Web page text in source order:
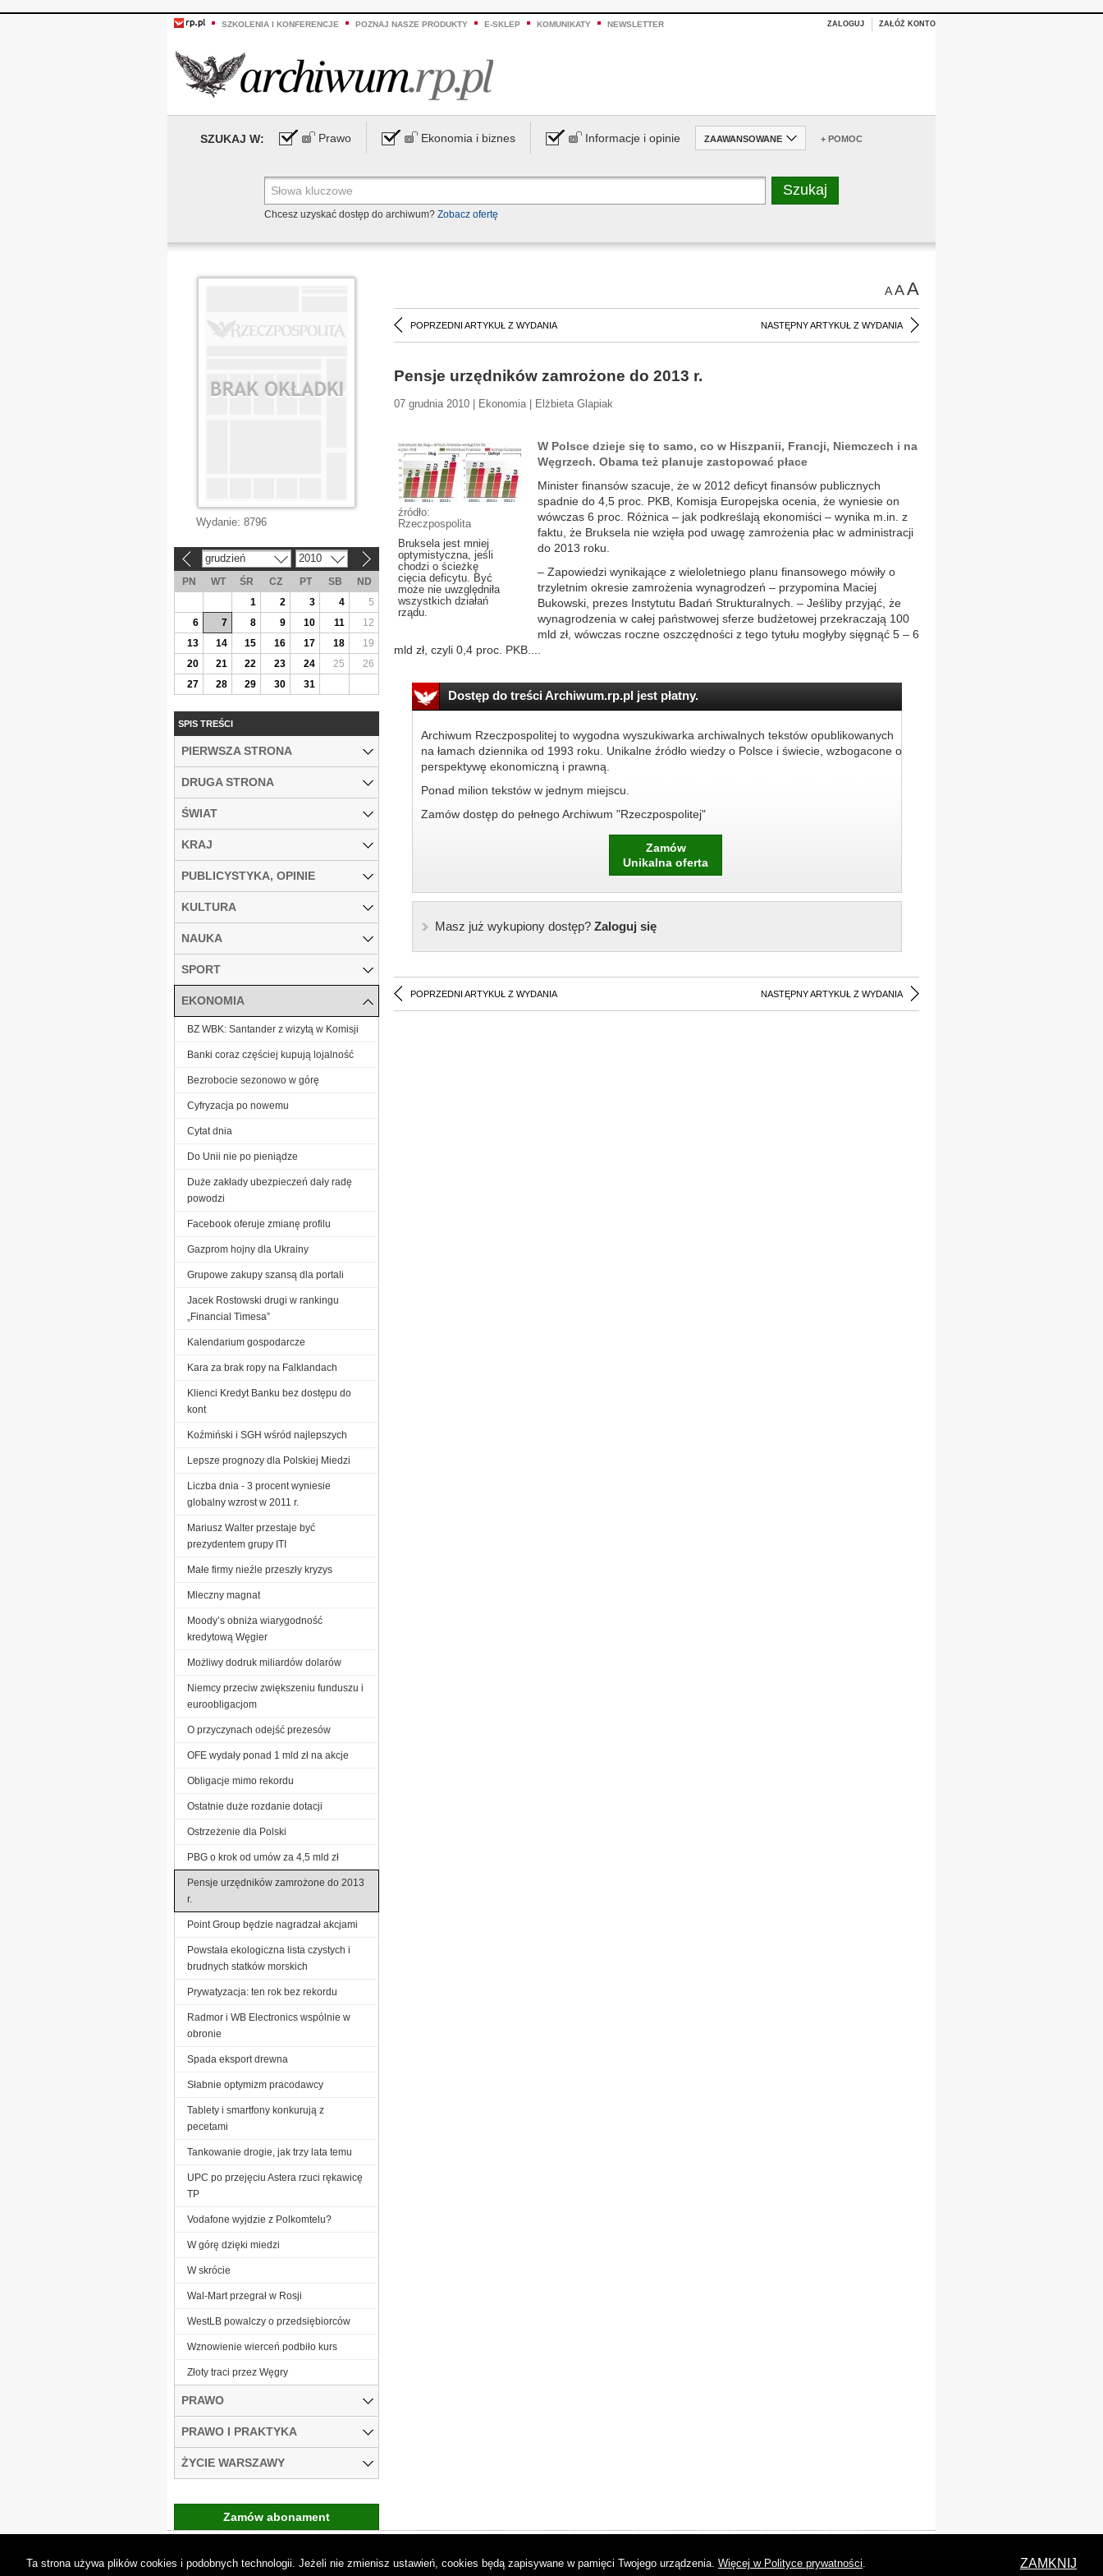
SZKOLENIA I KONFERENCJE POZNAJ NASZE PRODUKTY E-SKLEP KOMUNIKATY NEWSLETTER ZALOGUJ ZAŁÓŻ KONTO
SZUKAJ W: Prawo Ekonomia i biznes Informacje i opinie ZAAWANSOWANE + POMOC
Chcesz uzyskać dostęp do archiwum? Zobacz ofertę
AAA
POPRZEDNI ARTYKUŁ Z WYDANIA NASTĘPNY ARTYKUŁ Z WYDANIA
Pensje urzędników zamrożone do 2013 r.
07 grudnia 2010 | Ekonomia | Elżbieta Glapiak
źródło:
Rzeczpospolita
Bruksela jest mniej
optymistyczna, jeśli
chodzi o ścieżkę
cięcia deficytu. Być
może nie uwzględniła
wszystkich działań
rządu.
W Polsce dzieje się to samo, co w Hiszpanii, Francji, Niemczech i na
Węgrzech. Obama też planuje zastopować płace
Minister finansów szacuje, że w 2012 deficyt finansów publicznych
spadnie do 4,5 proc. PKB, Komisja Europejska ocenia, że wyniesie on
wówczas 6 proc. Różnica – jak podkreślają ekonomiści – wynika m.in. z
faktu, że Bruksela nie wzięła pod uwagę zamrożenia płac w administracji
do 2013 roku.
– Zapowiedzi wynikające z wieloletniego planu finansowego mówiły o
trzyletnim okresie zamrożenia wynagrodzeń – przypomina Maciej
Bukowski, prezes Instytutu Badań Strukturalnych. – Jeśliby przyjąć, że
wynagrodzenia w całej państwowej sferze budżetowej przekraczają 100
mld zł, wówczas roczne oszczędności z tego tytułu mogłyby sięgnąć 5 – 6
mld zł, czyli 0,4 proc. PKB....
Dostęp do treści Archiwum.rp.pl jest płatny.
Archiwum Rzeczpospolitej to wygodna wyszukiwarka archiwalnych tekstów opublikowanych
na łamach dziennika od 1993 roku. Unikalne źródło wiedzy o Polsce i świecie, wzbogacone o
perspektywę ekonomiczną i prawną.
Ponad milion tekstów w jednym miejscu.
Zamów dostęp do pełnego Archiwum "Rzeczpospolitej"
Zamów
Unikalna oferta
Masz już wykupiony dostęp?Zaloguj się
POPRZEDNI ARTYKUŁ Z WYDANIA NASTĘPNY ARTYKUŁ Z WYDANIA
Wydanie: 8796
grudzień 2010
PN WT ŚR CZ PT SB
ND
1
2 3 4
5
6
7 8 9 10 11
12
13
14 15 16 17 18
19
20
21 22 23 24 25
26
27
28 29 30 31
SPIS TREŚCI
PIERWSZA STRONA
DRUGA STRONA
ŚWIAT
KRAJ
PUBLICYSTYKA, OPINIE
KULTURA
NAUKA
SPORT
EKONOMIA
BZ WBK: Santander z wizytą w Komisji
Banki coraz częściej kupują lojalność
Bezrobocie sezonowo w górę
Cyfryzacja po nowemu
Cytat dnia
Do Unii nie po pieniądze
Duże zakłady ubezpieczeń dały radę
powodzi
Facebook oferuje zmianę profilu
Gazprom hojny dla Ukrainy
Grupowe zakupy szansą dla portali
Jacek Rostowski drugi w rankingu
„Financial Timesa”
Kalendarium gospodarcze
Kara za brak ropy na Falklandach
Klienci Kredyt Banku bez dostępu do
kont
Koźmiński i SGH wśród najlepszych
Lepsze prognozy dla Polskiej Miedzi
Liczba dnia - 3 procent wyniesie
globalny wzrost w 2011 r.
Mariusz Walter przestaje być
prezydentem grupy ITI
Małe firmy nieźle przeszły kryzys
Mleczny magnat
Moody’s obniża wiarygodność
kredytową Węgier
Możliwy dodruk miliardów dolarów
Niemcy przeciw zwiększeniu funduszu i
euroobligacjom
O przyczynach odejść prezesów
OFE wydały ponad 1 mld zł na akcje
Obligacje mimo rekordu
Ostatnie duże rozdanie dotacji
Ostrzeżenie dla Polski
PBG o krok od umów za 4,5 mld zł
Pensje urzędników zamrożone do 2013
r.
Point Group będzie nagradzał akcjami
Powstała ekologiczna lista czystych i
brudnych statków morskich
Prywatyzacja: ten rok bez rekordu
Radmor i WB Electronics wspólnie w
obronie
Spada eksport drewna
Słabnie optymizm pracodawcy
Tablety i smartfony konkurują z
pecetami
Tankowanie drogie, jak trzy lata temu
UPC po przejęciu Astera rzuci rękawicę
TP
Vodafone wyjdzie z Polkomtelu?
W górę dzięki miedzi
W skrócie
Wal-Mart przegrał w Rosji
WestLB powalczy o przedsiębiorców
Wznowienie wierceń podbiło kurs
Złoty traci przez Węgry
PRAWO
PRAWO I PRAKTYKA
ŻYCIE WARSZAWY
Zamów abonament
Ta strona używa plików cookies i podobnych technologii. Jeżeli nie zmienisz ustawień, cookies będą zapisywane w pamięci Twojego urządzenia. Więcej w Polityce prywatności. ZAMKNIJ